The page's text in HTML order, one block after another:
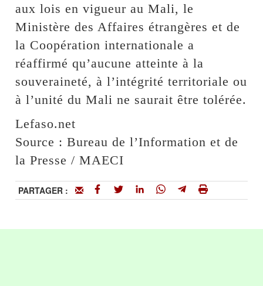
aux lois en vigueur au Mali, le
Ministère des Affaires étrangères et de
la Coopération internationale a
réaffirmé qu’aucune atteinte à la
souveraineté, à l’intégrité territoriale ou
à l’unité du Mali ne saurait être tolérée.
Lefaso.net
Source : Bureau de l’Information et de
la Presse / MAECI
PARTAGER :